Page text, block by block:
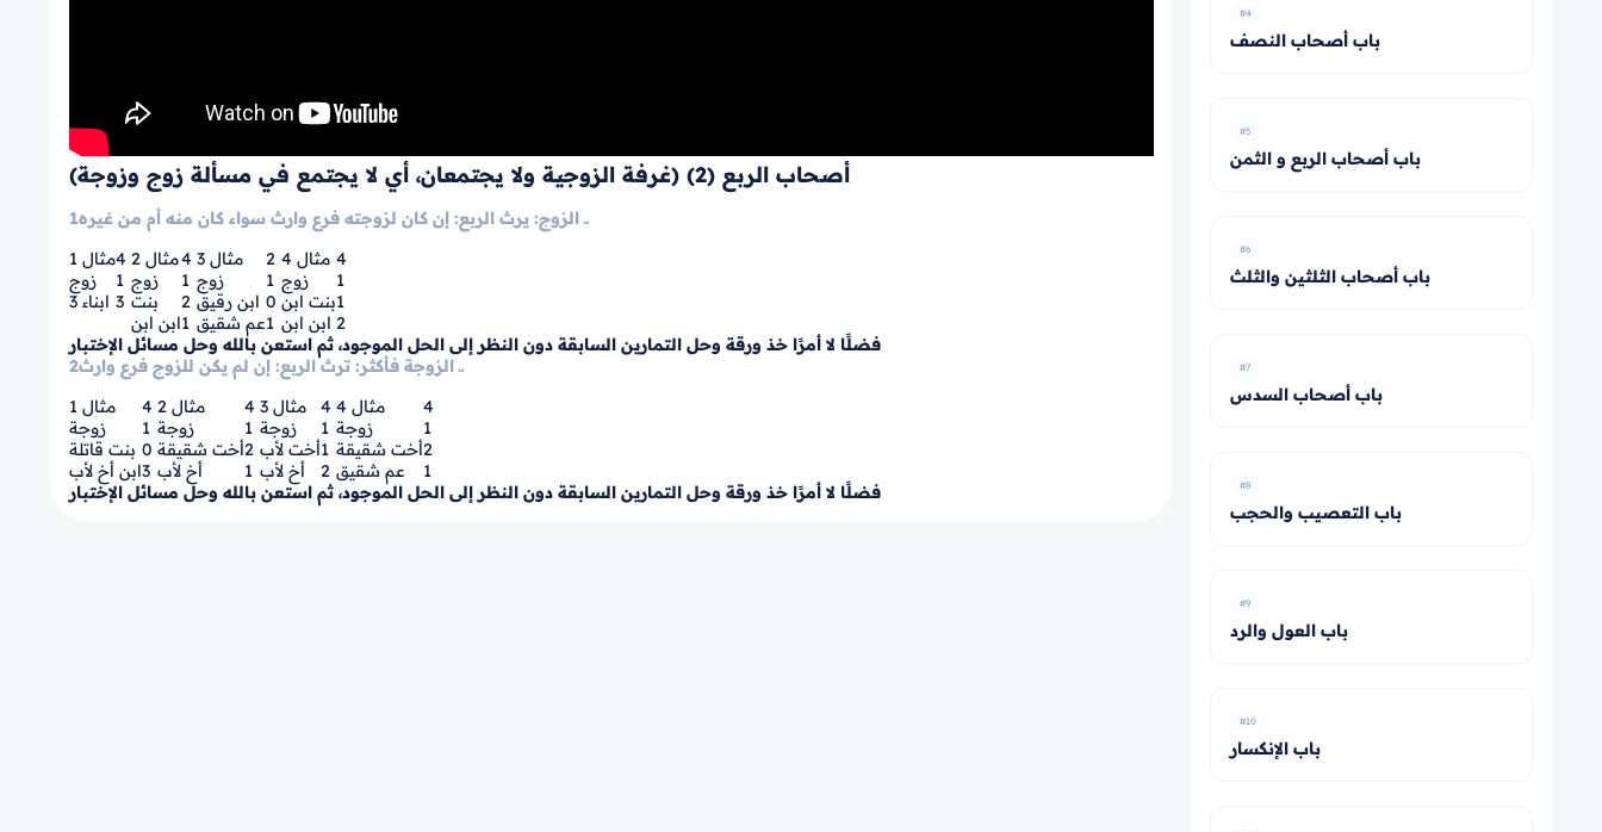
أصحاب الربع (2) (غرفة الزوجية ولا يجتمعان، أي لا يجتمع في مسألة زوج وزوجة)
1ـ الزوج: يرث الربع: إن كان لزوجته فرع وارث سواء كان منه أم من غيره.
مثال 14 مثال 24 مثال 3 2 مثال 4 4
زوج
1 زوج 1 زوج 1 زوج
1
3 ابناء 3 بنت 2 ابن رقيق 0 بنت ابن1
ابن ابن1 عم شقيق1 ابن ابن 2
فضلًا لا أمرًا خذ ورقة وحل التمارين السابقة دون النظر إلى الحل الموجود، ثم استعن بالله وحل مسائل الإختبار
2ـ الزوجة فأكثر: ترث الربع: إن لم يكن للزوج فرع وارث.
مثال 1
4 مثال 2 4 مثال 3 4 مثال 4
4
زوجة
1 زوجة 1 زوجة 1 زوجة
1
بنت قاتلة 0 أخت شقيقة2 أخت لأب1 أخت شقيقة2
ابن أخ لأب3 أخ لأب 1 أخ لأب 2 عم شقيق
1
فضلًا لا أمرًا خذ ورقة وحل التمارين السابقة دون النظر إلى الحل الموجود، ثم استعن بالله وحل مسائل الإختبار
#4
باب أصحاب النصف
#5
باب أصحاب الربع و الثمن
#6
باب أصحاب الثلثين والثلث
#7
باب أصحاب السدس
#8
باب التعصيب والحجب
#9
باب العول والرد
#10
باب الإنكسار